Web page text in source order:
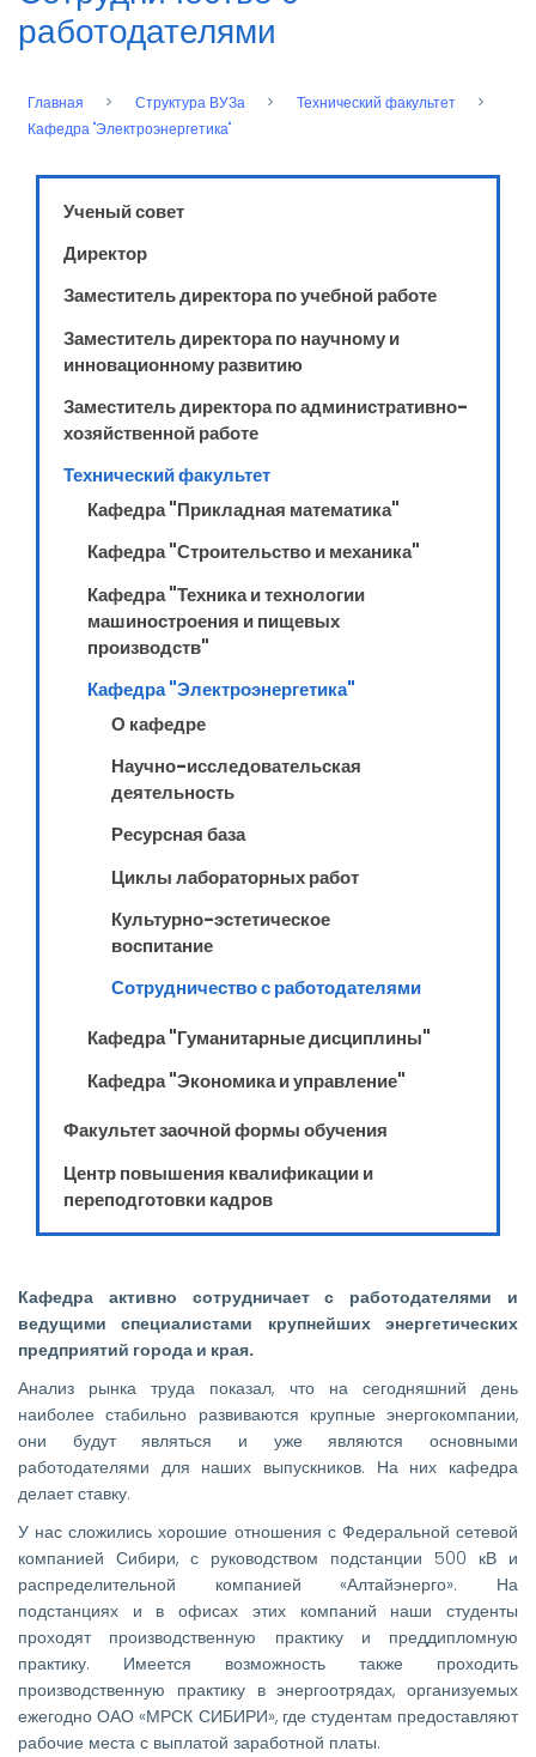
работодателями
Строка
навигации
Главная Структура ВУЗа
Технический факультет
Кафедра "Электроэнергетика"
Ученый совет
Директор
Заместитель директора по учебной работе
Заместитель директора по научному и
инновационному развитию
Заместитель директора по административно-
хозяйственной работе
Технический факультет
Кафедра "Прикладная математика"
Кафедра "Строительство и механика"
Кафедра "Техника и технологии
машиностроения и пищевых
производств"
Кафедра "Электроэнергетика"
О кафедре
Научно-исследовательская
деятельность
Ресурсная база
Циклы лабораторных работ
Культурно-эстетическое
воспитание
Сотрудничество с работодателями
Кафедра "Гуманитарные дисциплины"
Кафедра "Экономика и управление"
Факультет заочной формы обучения
Центр повышения квалификации и
переподготовки кадров
Кафедра активно сотрудничает с работодателями и
ведущими специалистами крупнейших энергетических
предприятий города и края.
Анализ рынка труда показал, что на сегодняшний день
наиболее стабильно развиваются крупные энергокомпании,
они будут являться и уже являются основными
работодателями для наших выпускников. На них кафедра
делает ставку.
У нас сложились хорошие отношения с Федеральной сетевой
компанией Сибири, с руководством подстанции 500 кВ и
распределительной компанией «Алтайэнерго». На
подстанциях и в офисах этих компаний наши студенты
проходят производственную практику и преддипломную
практику. Имеется возможность также проходить
производственную практику в энергоотрядах, организуемых
ежегодно ОАО «МРСК СИБИРИ», где студентам предоставляют
рабочие места с выплатой заработной платы.